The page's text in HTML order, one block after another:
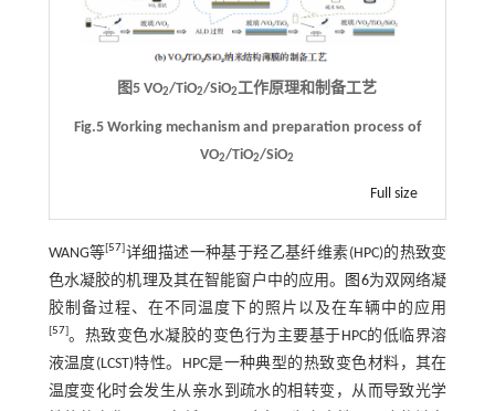
图5 VO2/TiO2/SiO2工作原理和制备工艺
Fig.5 Working mechanism and preparation process of
VO2/TiO2/SiO2
Full size
WANG等[57]详细描述一种基于羟乙基纤维素(HPC)的热致变
色水凝胶的机理及其在智能窗户中的应用。
图6为双网络凝
胶制备过程、在不同温度下的照片以及在车辆中的应用
[57]。热致变色水凝胶的变色行为主要基于HPC的低临界溶
液温度(LCST)特性。HPC是一种典型的热致变色材料，其在
温度变化时会发生从亲水到疏水的相转变，从而导致光学